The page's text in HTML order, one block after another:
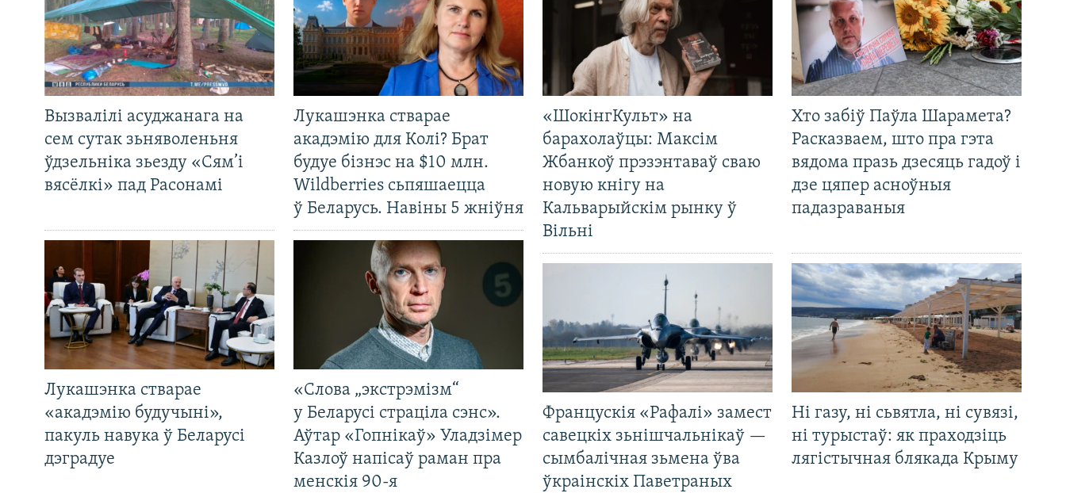
Вызвалілі асуджанага на
сем сутак зьняволеньня
ўдзельніка зьезду «Сям’і
вясёлкі» пад Расонамі
Лукашэнка стварае
акадэмію для Колі? Брат
будуе бізнэс на $10 млн.
Wildberries сьпяшаецца
ў Беларусь. Навіны 5 жніўня
Лукашэнка стварае
«акадэмію будучыні»,
пакуль навука ў Беларусі
дэградуе
«Слова „экстрэмізм“
у Беларусі страціла сэнс».
Аўтар «Гопнікаў» Уладзімер
Казлоў напісаў раман пра
менскія 90-я
«ШокінгКульт» на
барахолаўцы: Максім
Жбанкоў прэзэнтаваў сваю
новую кнігу на
Кальварыйскім рынку ў
Вільні
Хто забіў Паўла Шарамета?
Расказваем, што пра гэта
вядома празь дзесяць гадоў і
дзе цяпер асноўныя
падазраваныя
Францускія «Рафалі» замест
савецкіх зьнішчальнікаў —
сымбалічная зьмена ўва
ўкраінскіх Паветраных
Ні газу, ні сьвятла, ні сувязі,
ні турыстаў: як праходзіць
лягістычная блякада Крыму